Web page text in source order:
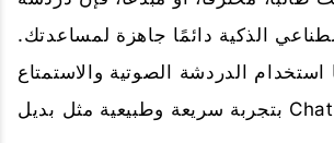
الذكية دائمًا جاهزة لمساعدتك.
استخدام الدردشة الصوتية والاستمتاع